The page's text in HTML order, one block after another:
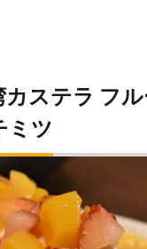
カステラ フ
ミツ